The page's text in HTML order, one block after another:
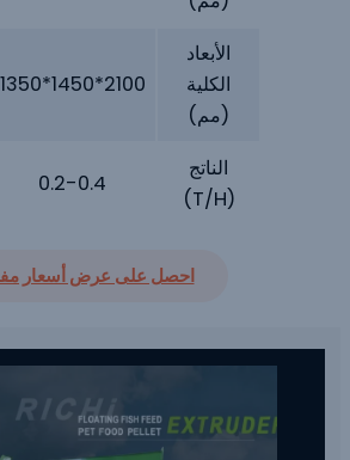
الأبعاد
الكلية
(مم)
2100*1450*1350
الناتج
(T/H)
0.2-0.4
احصل على عرض أسعار